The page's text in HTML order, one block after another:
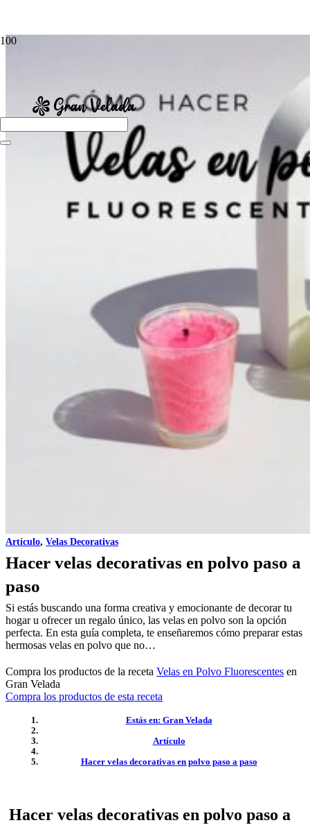
Artículo, Velas Decorativas
Hacer velas decorativas en polvo paso a
paso
Si estás buscando una forma creativa y emocionante de decorar tu
hogar u ofrecer un regalo único, las velas en polvo son la opción
perfecta. En esta guía completa, te enseñaremos cómo preparar estas
hermosas velas en polvo que no…
Compra los productos de la receta Velas en Polvo Fluorescentes en
Gran Velada
Compra los productos de esta receta
Estás en: Gran Velada
Artículo
Hacer velas decorativas en polvo paso a paso
Hacer velas decorativas en polvo paso a